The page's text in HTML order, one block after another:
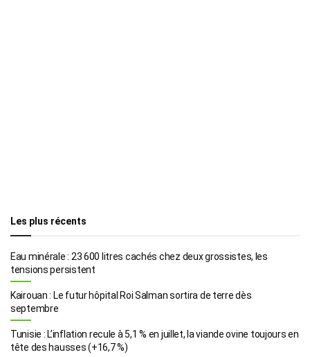
Les plus récents
Eau minérale : 23 600 litres cachés chez deux grossistes, les
tensions persistent
Kairouan : Le futur hôpital Roi Salman sortira de terre dès
septembre
Tunisie : L’inflation recule à 5,1 % en juillet, la viande ovine toujours en
tête des hausses (+16,7 %)